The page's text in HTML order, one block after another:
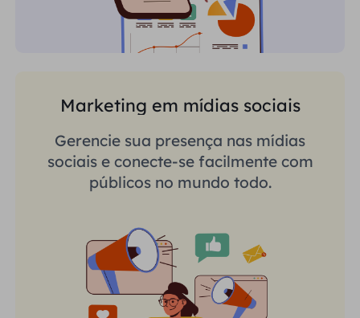
Marketing em mídias sociais
Gerencie sua presença nas mídias
sociais e conecte-se facilmente com
públicos no mundo todo.